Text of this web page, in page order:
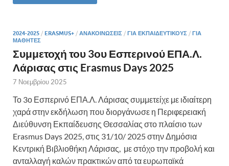
2024-2025 / ERASMUS+ / ΑΝΑΚΟΙΝΏΣΕΙΣ / ΓΙΑ ΕΚΠΑΙΔΕΥΤΙΚΟΎΣ / ΓΙΑ
ΜΑΘΗΤΈΣ
Συμμετοχή του 3ου Εσπερινού ΕΠΑ.Λ.
Λάρισας στις Erasmus Days 2025
7 Νοεμβρίου 2025
Το 3ο Εσπερινό ΕΠΑ.Λ. Λάρισας συμμετείχε με ιδιαίτερη
χαρά στην εκδήλωση που διοργάνωσε η Περιφερειακή
Διεύθυνση Εκπαίδευσης Θεσσαλίας στο πλαίσιο των
Erasmus Days 2025, στις 31/10/ 2025 στην Δημόσια
Κεντρική Βιβλιοθήκη Λάρισας, με στόχο την προβολή και
ανταλλαγή καλών πρακτικών από τα ευρωπαϊκά